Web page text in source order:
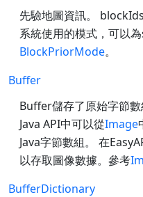
先驗地圖資訊。
系統使用的模式，可以
BlockPriorMode。
Buffer
Buffer儲存了原始字節
Java API中可以從Image
Java字節數組。 在
以存取圖像數據。參考
BufferDictionary